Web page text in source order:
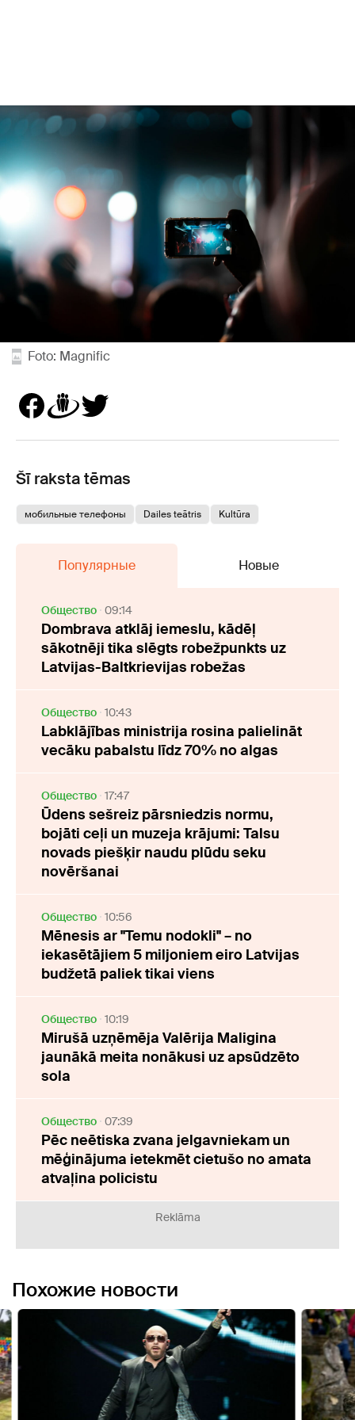
Foto: Magnific
Šī raksta tēmas
мобильные телефоны Dailes teātris Kultūra
Популярные Новые
Oбщество 09:14
Dombrava atklāj iemeslu, kādēļ
sākotnēji tika slēgts robežpunkts uz
Latvijas-Baltkrievijas robežas
Oбщество 10:43
Labklājības ministrija rosina palielināt
vecāku pabalstu līdz 70% no algas
Oбщество 17:47
Ūdens sešreiz pārsniedzis normu,
bojāti ceļi un muzeja krājumi: Talsu
novads piešķir naudu plūdu seku
novēršanai
Oбщество 10:56
Mēnesis ar "Temu nodokli" – no
iekasētājiem 5 miljoniem eiro Latvijas
budžetā paliek tikai viens
Oбщество 10:19
Mirušā uzņēmēja Valērija Maligina
jaunākā meita nonākusi uz apsūdzēto
sola
Oбщество 07:39
Pēc neētiska zvana jelgavniekam un
mēģinājuma ietekmēt cietušo no amata
atvaļina policistu
Reklāma
Похожие новости